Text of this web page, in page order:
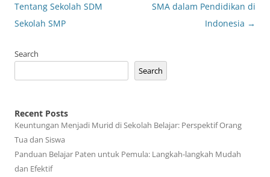
navigation
Tentang Sekolah SDM
Sekolah SMP
SMA dalam Pendidikan di
Indonesia →
Search
Search
Recent Posts
Keuntungan Menjadi Murid di Sekolah Belajar: Perspektif Orang
Tua dan Siswa
Panduan Belajar Paten untuk Pemula: Langkah-langkah Mudah
dan Efektif